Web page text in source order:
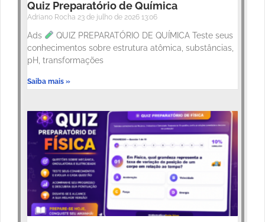
Quiz Preparatório de Química
Adriano Rocha 23 de julho de 2026 13:06
Ads
QUIZ PREPARATÓRIO DE QUÍMICA Teste seus
conhecimentos sobre estrutura atômica, substâncias,
pH, transformações
Saiba mais »